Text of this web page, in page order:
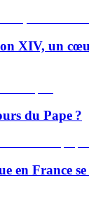
XIV, un
du Pape ?
en France